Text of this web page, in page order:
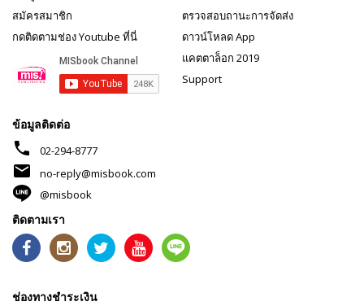
สมัครสมาชิก
กดติดตามช่อง Youtube ที่นี่
ตรวจสอบถานะการจัดส่ง
ดาวน์โหลด App
แคตตาล็อก 2019
Support
ข้อมูลติดต่อ
phone 02-294-8777
mail
no-reply@misbook.com
@misbook
ติดตามเรา
ช่องทางชำระเงิน